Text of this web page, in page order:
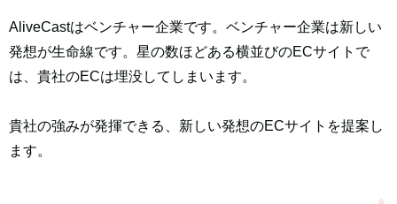
AliveCastはベンチャー企業です。 ベンチャー企業は新しい
発想が生命線です。 星の数ほどある横並びのECサイトで
は、 貴社のECは埋没してしまいます。
貴社の強みが発揮できる、新しい発想のECサイトを提案し
ます。